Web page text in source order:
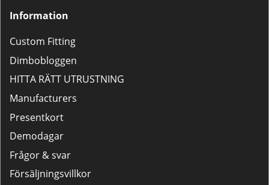
Information
Custom Fitting
Dimbobloggen
HITTA RÄTT UTRUSTNING
Manufacturers
Presentkort
Demodagar
Frågor & svar
Försäljningsvillkor